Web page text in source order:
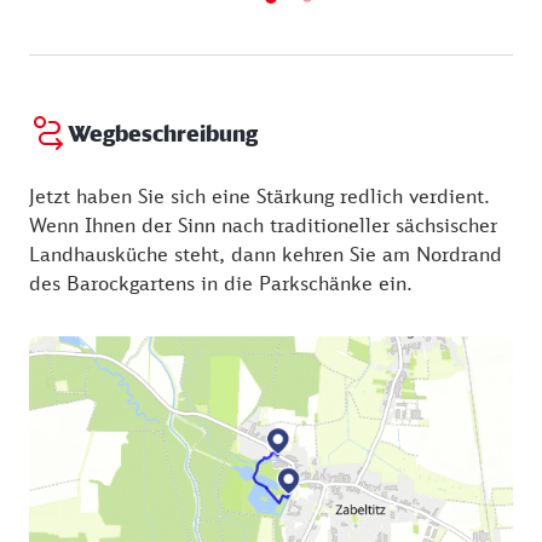
Wegbeschreibung
Jetzt haben Sie sich eine Stärkung redlich verdient.
Wenn Ihnen der Sinn nach traditioneller sächsischer
Landhausküche steht, dann kehren Sie am Nordrand
des Barockgartens in die Parkschänke ein.